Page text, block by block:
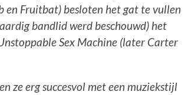
en Fruitbat) besloten het gat te vullen
bandlid werd beschouwd) het
Sex Machine (later Carter
ze erg succesvol met een muziekstijl